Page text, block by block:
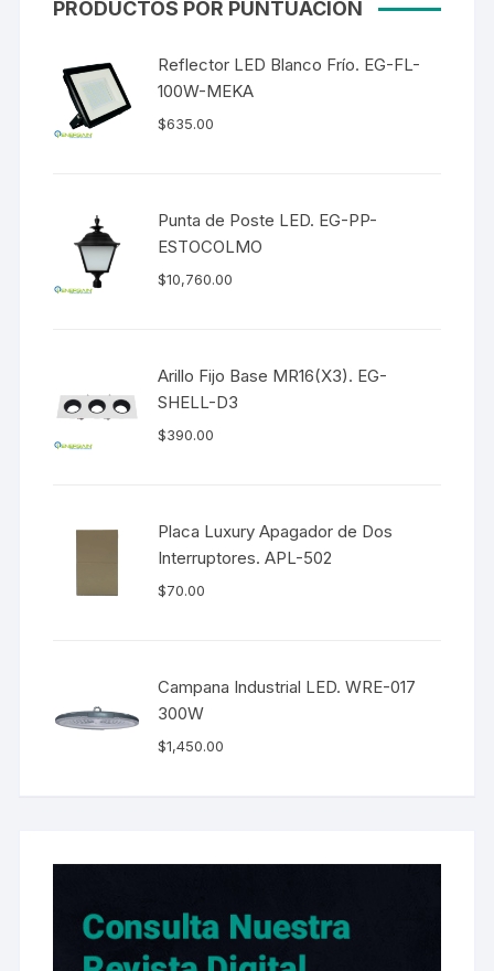
PRODUCTOS POR PUNTUACIÓN
Reflector LED Blanco Frío. EG-FL-
100W-MEKA
$635.00
Punta de Poste LED. EG-PP-
ESTOCOLMO
$10,760.00
Arillo Fijo Base MR16(X3). EG-
SHELL-D3
$390.00
Placa Luxury Apagador de Dos
Interruptores. APL-502
$70.00
Campana Industrial LED. WRE-017
300W
$1,450.00